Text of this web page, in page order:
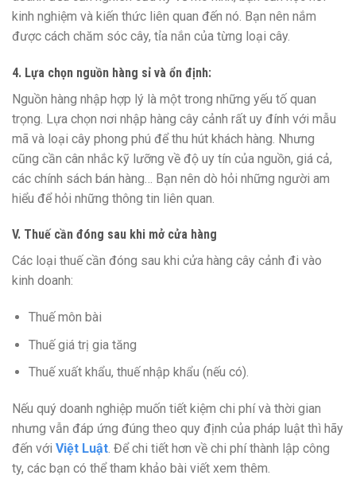
kinh nghiệm và kiến thức liên quan đến nó. Bạn nên nắm
được cách chăm sóc cây, tỉa nắn của từng loại cây.
4. Lựa chọn nguồn hàng sỉ và ổn định:
Nguồn hàng nhập hợp lý là một trong những yếu tố quan
trọng. Lựa chọn nơi nhập hàng cây cảnh rất uy đính với mẫu
mã và loại cây phong phú để thu hút khách hàng. Nhưng
cũng cần cân nhắc kỹ lưỡng về độ uy tín của nguồn, giá cả,
các chính sách bán hàng… Bạn nên dò hỏi những người am
hiểu để hỏi những thông tin liên quan.
V. Thuế cần đóng sau khi mở cửa hàng
Các loại thuế cần đóng sau khi cửa hàng cây cảnh đi vào
kinh doanh:
Thuế môn bài
Thuế giá trị gia tăng
Thuế xuất khẩu, thuế nhập khẩu (nếu có).
Nếu quý doanh nghiệp muốn tiết kiệm chi phí và thời gian
nhưng vẫn đáp ứng đúng theo quy định của pháp luật thì hãy
đến với Việt Luật. Để chi tiết hơn về chi phí thành lập công
ty, các bạn có thể tham khảo bài viết xem thêm.